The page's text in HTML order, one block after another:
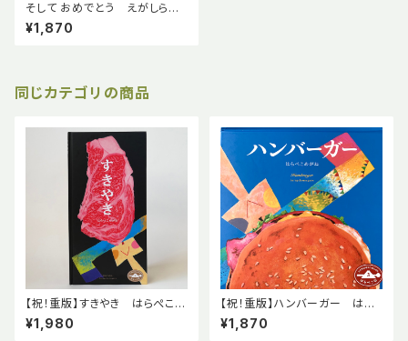
そして おめでとう えがしらみ
ちこ 卒園祝い 卒園式 ニジノ
絵本屋
¥1,870
同じカテゴリの商品
【祝！重版】すきやき はらぺこ印
2 はらぺこめがね ニジノ絵本
屋 擬音
¥1,980
【祝！重版】ハンバーガー はら
ぺこ印3 はらぺこめがね ニジ
ノ絵本屋 擬音
¥1,870